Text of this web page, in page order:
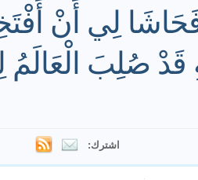
لِي أَنْ
صُلِبَ الْعَالَمُ
اشترك: